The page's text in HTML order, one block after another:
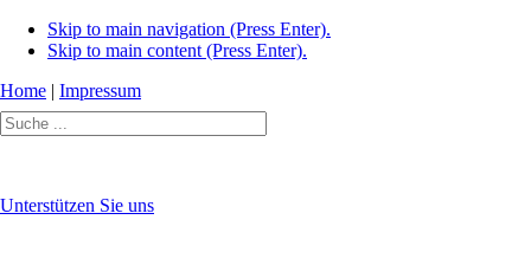
Skip to main navigation (Press Enter).
Skip to main content (Press Enter).
Home | Impressum
Unterstützen Sie uns